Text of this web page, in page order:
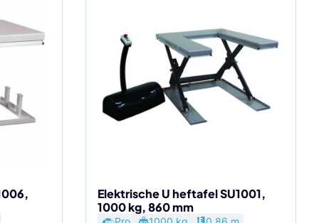
Elektrische U heftafel SU1001,
1000 kg, 860 mm